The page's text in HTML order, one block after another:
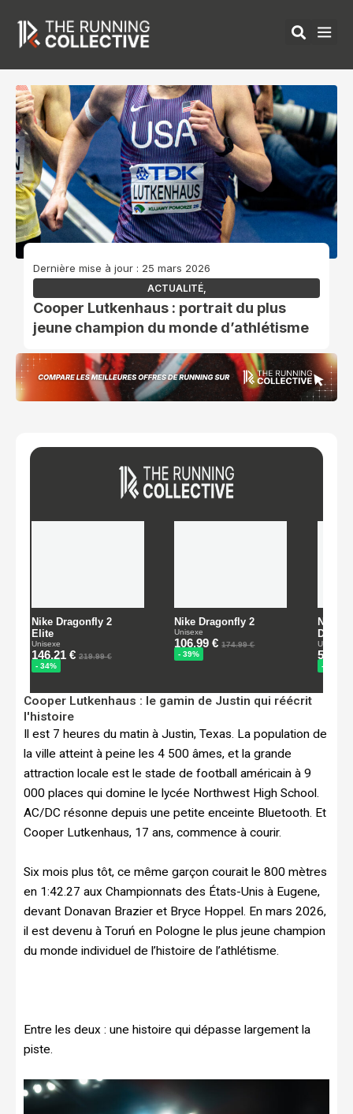
contenu
Dernière mise à jour : 25 mars 2026
ACTUALITÉ,
Cooper Lutkenhaus : portrait du plus
jeune champion du monde d’athlétisme
Cooper Lutkenhaus : le gamin de Justin qui réécrit
l'histoire
Il est 7 heures du matin à Justin, Texas. La population de
la ville atteint à peine les 4 500 âmes, et la grande
attraction locale est le stade de football américain à 9
000 places qui domine le lycée Northwest High School.
AC/DC résonne depuis une petite enceinte Bluetooth. Et
Cooper Lutkenhaus, 17 ans, commence à courir.
Six mois plus tôt, ce même garçon courait le 800 mètres
en 1:42.27 aux Championnats des États-Unis à Eugene,
devant Donavan Brazier et Bryce Hoppel. En mars 2026,
il est devenu à Toruń en Pologne le plus jeune champion
du monde individuel de l’histoire de l’athlétisme.
Entre les deux : une histoire qui dépasse largement la
piste.